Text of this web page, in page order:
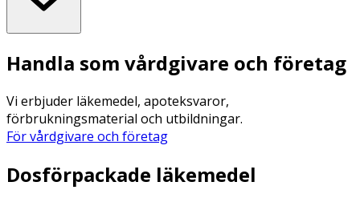
Handla som vårdgivare och företag
Vi erbjuder läkemedel, apoteksvaror,
förbrukningsmaterial och utbildningar.
För vårdgivare och företag
Dosförpackade läkemedel